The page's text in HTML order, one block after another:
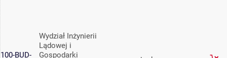
100-BUD-
Wydział Inżynierii
Lądowej i
Gospodarki